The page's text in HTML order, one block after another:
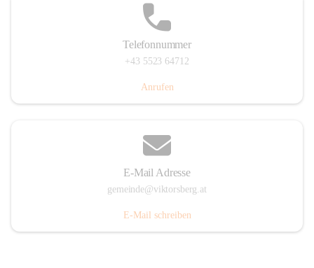
Telefonnummer
+43 5523 64712
Anrufen
E-Mail Adresse
gemeinde@viktorsberg.at
E-Mail schreiben